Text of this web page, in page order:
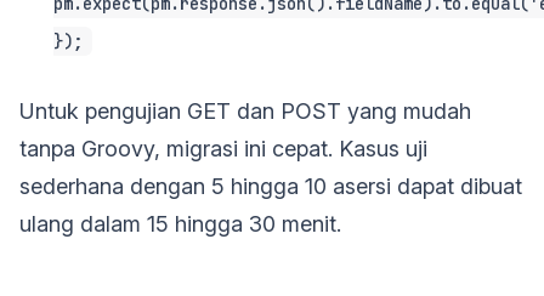
});
Untuk pengujian GET dan POST yang mudah
tanpa Groovy, migrasi ini cepat. Kasus uji
sederhana dengan 5 hingga 10 asersi dapat dibuat
ulang dalam 15 hingga 30 menit.